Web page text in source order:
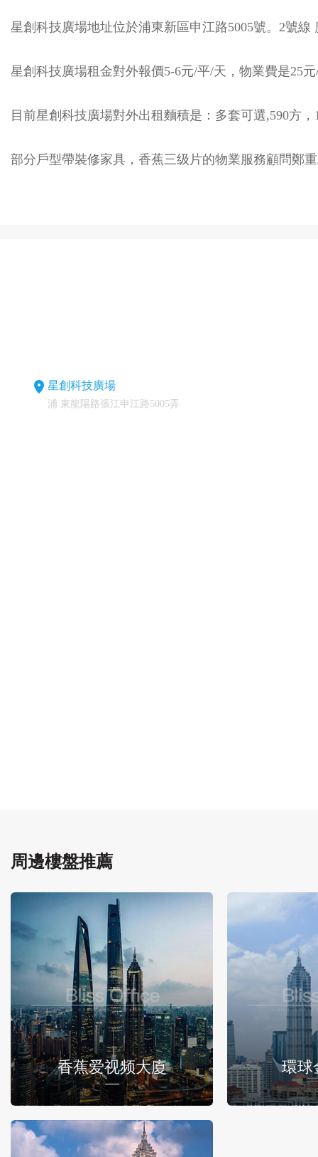
星創科技廣場地址位於浦東新區申江路5005號。2號線
星創科技廣場租金對外報價5-6元/平/天，物業費是25
目前星創科技廣場對外出租麵積是：多套可選,590方，1033
部分戶型帶裝修家具，香蕉三级片的物業服務顧問鄭重
星創科技廣場
浦 東龍陽路張江申江路5005弄
周邊樓盤推薦
香蕉爱视频大廈 環球